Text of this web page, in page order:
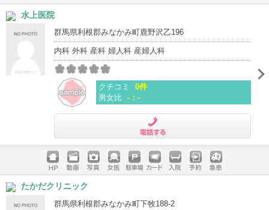
ホームペ
ージ
動画 写真 女医 駐車場
クレジッ
入院 予約 急患
水上医院
群馬県利根郡みなかみ町鹿野沢乙196
内科 外科 産科 婦人科 産婦人科
クチコミ
0件
男女比 -：-
ホームペ
ージ
動画 写真 女医 駐車場
クレジッ
入院 予約 急患
たかだクリニック
群馬県利根郡みなかみ町下牧188-2